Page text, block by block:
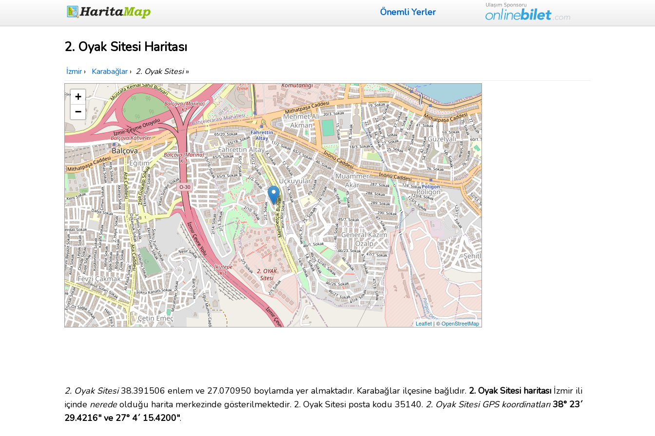
Önemli Yerler
2. Oyak Sitesi Haritası
İzmir › Karabağlar › 2. Oyak Sitesi»
+
−
Leaflet | ©OpenStreetMap
2. Oyak Sitesi38.391506 enlem ve 27.070950 boylamda yer almaktadır. Karabağlar ilçesine bağlıdır. 2. Oyak Sitesi haritası İzmir ili
içinde neredeolduğu harita merkezinde gösterilmektedir. 2. Oyak Sitesi posta kodu 35140. 2. Oyak Sitesi GPS koordinatları 38° 23´
29.4216" ve 27° 4´ 15.4200".